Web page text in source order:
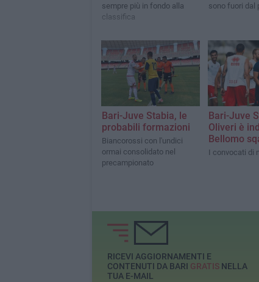
sempre più in fondo alla
classifica
sono fuori dal
Bari-Juve Stabia, le
probabili formazioni
Biancorossi con l'undici
ormai consolidato nel
precampionato
Bari-Juve
Oliveri è
Bellomo
I convocati di
RICEVI AGGIORNAMENTI E
CONTENUTI DA BARI GRATISNELLA
TUA E-MAIL